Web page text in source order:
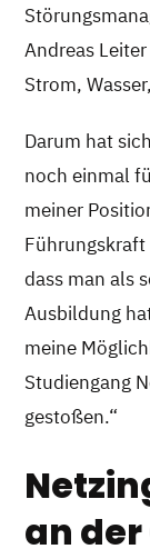
Andreas
Strom,
Darum hat
noch einmal
meiner
Führungskraft
dass man als
Ausbildung
meine
Studiengang
gestoßen.“
an